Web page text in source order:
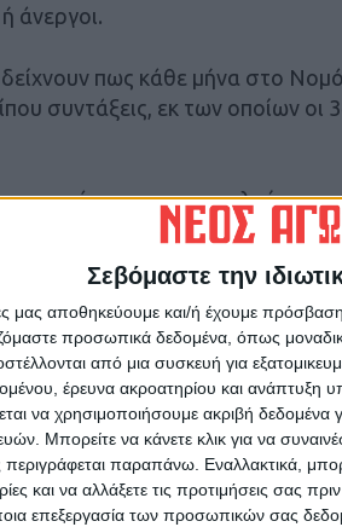
Σεβόμαστε την
μας αποθηκεύουμε και/ή έχουμε
προσωπικά δεδομένα, όπως
από μια συσκευή για
έρευνα ακροατηρίου και ανάπτυξη
να χρησιμοποιήσουμε ακριβή
Μπορείτε να κάνετε κλικ για να
παραπάνω. Εναλλακτικά,
και να αλλάξετε τις προτιμήσεις σας
επεξεργασία των προσωπικών σας
άνεργοι.
πως κάθε μήνα στο Νομό
συντάξεις, εκ των οποίων οι
κοινωφελούς
Καρδιτσιώτες βρίσκονται
φτάνει ακόμη και το 40%.
«Νέου Αγώνα»